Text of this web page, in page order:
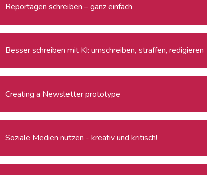
Reportagen schreiben – ganz einfach
Besser schreiben mit KI: umschreiben, straffen, redigieren
Creating a Newsletter prototype
Soziale Medien nutzen - kreativ und kritisch!